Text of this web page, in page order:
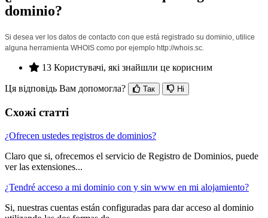
dominio?
Si desea ver los datos de contacto con que está registrado su dominio, utilice
alguna herramienta WHOIS como por ejemplo http://whois.sc.
13 Користувачі, які знайшли це корисним
Ця відповідь Вам допомогла? Так Ні
Схожі статті
¿Ofrecen ustedes registros de dominios?
Claro que si, ofrecemos el servicio de Registro de Dominios, puede
ver las extensiones...
¿Tendré acceso a mi dominio con y sin www en mi alojamiento?
Si, nuestras cuentas están configuradas para dar acceso al dominio